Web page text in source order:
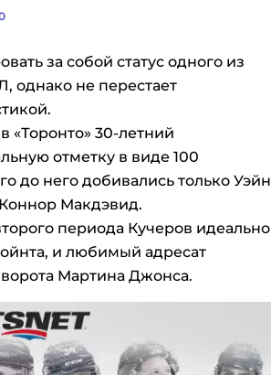
за собой статус одного из
однако не перестает
«Торонто» 30-летний
отметку в виде 100
до него добивались только Уэйн
Макдэвид.
периода Кучеров идеально
и любимый адресат
Мартина Джонса.